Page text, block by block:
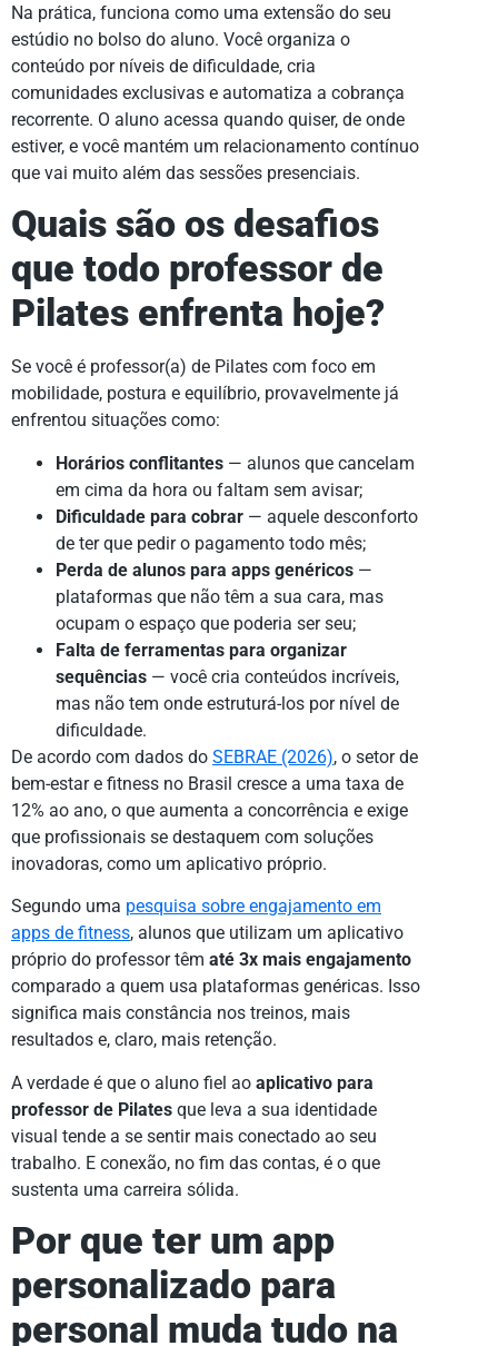
Na prática, funciona como uma extensão do seu
estúdio no bolso do aluno. Você organiza o
conteúdo por níveis de dificuldade, cria
comunidades exclusivas e automatiza a cobrança
recorrente. O aluno acessa quando quiser, de onde
estiver, e você mantém um relacionamento contínuo
que vai muito além das sessões presenciais.
Quais são os desafios
que todo professor de
Pilates enfrenta hoje?
Se você é professor(a) de Pilates com foco em
mobilidade, postura e equilíbrio, provavelmente já
enfrentou situações como:
Horários conflitantes — alunos que cancelam
em cima da hora ou faltam sem avisar;
Dificuldade para cobrar — aquele desconforto
de ter que pedir o pagamento todo mês;
Perda de alunos para apps genéricos —
plataformas que não têm a sua cara, mas
ocupam o espaço que poderia ser seu;
Falta de ferramentas para organizar
sequências — você cria conteúdos incríveis,
mas não tem onde estruturá-los por nível de
dificuldade.
De acordo com dados do SEBRAE (2026), o setor de
bem-estar e fitness no Brasil cresce a uma taxa de
12% ao ano, o que aumenta a concorrência e exige
que profissionais se destaquem com soluções
inovadoras, como um aplicativo próprio.
Segundo uma pesquisa sobre engajamento em
apps de fitness, alunos que utilizam um aplicativo
próprio do professor têm até 3x mais engajamento
comparado a quem usa plataformas genéricas. Isso
significa mais constância nos treinos, mais
resultados e, claro, mais retenção.
A verdade é que o aluno fiel ao aplicativo para
professor de Pilates que leva a sua identidade
visual tende a se sentir mais conectado ao seu
trabalho. E conexão, no fim das contas, é o que
sustenta uma carreira sólida.
Por que ter um app
personalizado para
personal muda tudo na